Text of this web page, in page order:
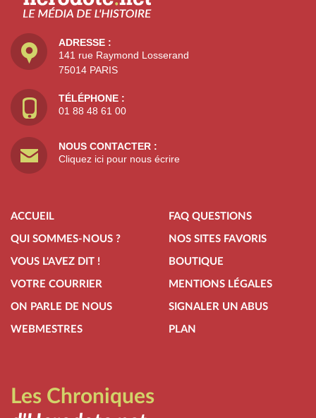
ADRESSE :
141 rue Raymond Losserand
75014 PARIS
TÉLÉPHONE :
01 88 48 61 00
NOUS CONTACTER :
Cliquez ici pour nous écrire
ACCUEIL
QUI SOMMES-NOUS ?
VOUS L'AVEZ DIT !
VOTRE COURRIER
ON PARLE DE NOUS
WEBMESTRES
FAQ QUESTIONS
NOS SITES FAVORIS
BOUTIQUE
MENTIONS LÉGALES
SIGNALER UN ABUS
PLAN
Les Chroniques